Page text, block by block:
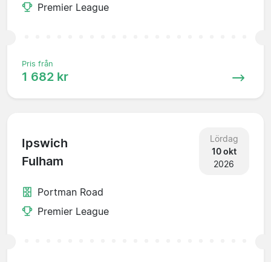
Premier League
Pris från
1 682 kr
Ipswich
Fulham
Lördag
10 okt
2026
Portman Road
Premier League